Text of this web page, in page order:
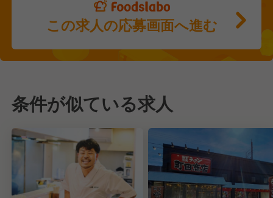
この求人の応募画面へ進む
条件が似ている求人